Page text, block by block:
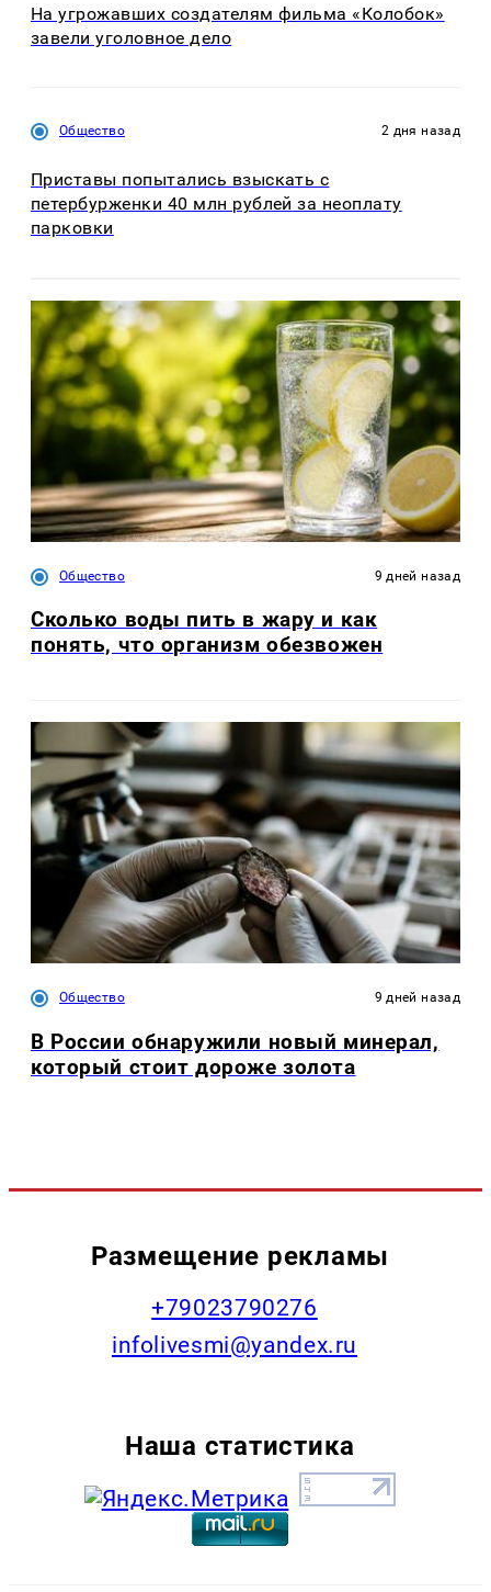
На угрожавших создателям фильма «Колобок»
завели уголовное дело
Общество 2 дня назад
Приставы попытались взыскать с
петербурженки 40 млн рублей за неоплату
парковки
Общество 9 дней назад
Сколько воды пить в жару и как
понять, что организм обезвожен
Общество 9 дней назад
В России обнаружили новый минерал,
который стоит дороже золота
Размещение рекламы
+79023790276
infolivesmi@yandex.ru
Наша статистика